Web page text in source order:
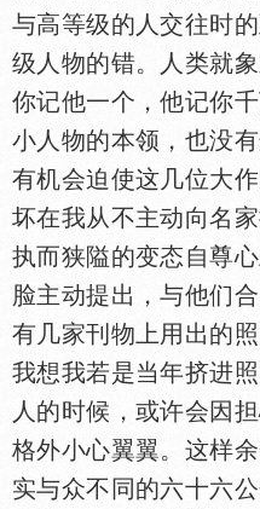
与高等级的人交往时
级人物的错。人类就
你记他一个，他记你
小人物的本领，也没
有机会迫使这几位大
坏在我从不主动向名
执而狭隘的变态自尊
脸主动提出，与他们
有几家刊物上用出的
我想我若是当年挤进
人的时候，或许会因
格外小心翼翼。这样
实与众不同的六十六